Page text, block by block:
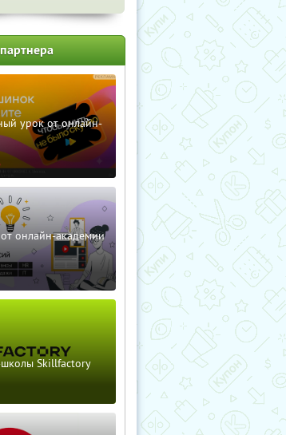
урок от онлайн-
онлайн-академии
Skillfactory